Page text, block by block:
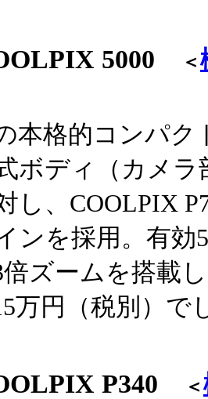
5000 ＜
本格的コンパク
ボディ（カメ
し、COOLPIX
ンを採用。有効
ズームを搭載
万円（税別）で
P340 ＜